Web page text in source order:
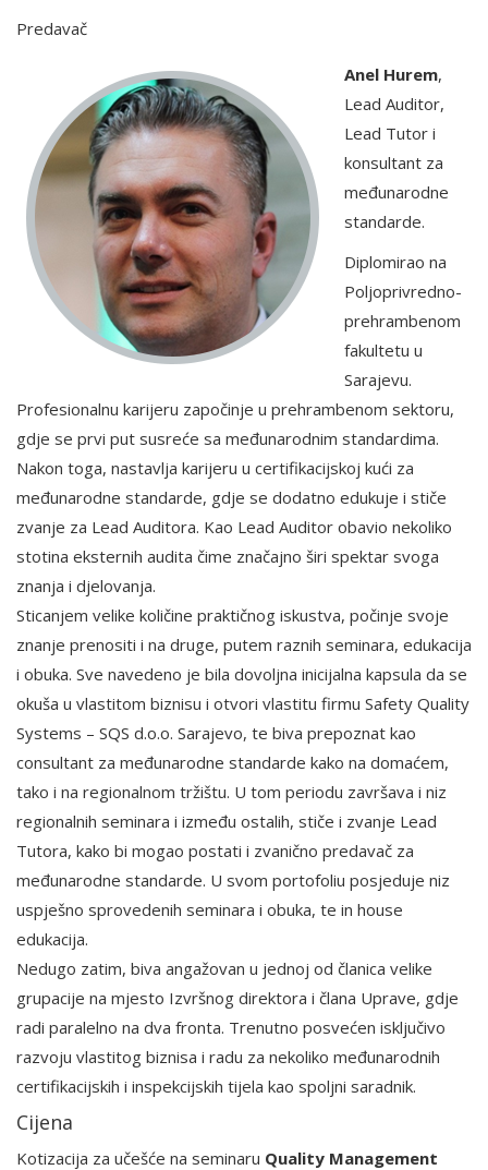
Predavač
Anel Hurem,
Lead Auditor,
Lead Tutor i
konsultant za
međunarodne
standarde.
Diplomirao na
Poljoprivredno-
prehrambenom
fakultetu u
Sarajevu.
Profesionalnu karijeru započinje u prehrambenom sektoru,
gdje se prvi put susreće sa međunarodnim standardima.
Nakon toga, nastavlja karijeru u certifikacijskoj kući za
međunarodne standarde, gdje se dodatno edukuje i stiče
zvanje za Lead Auditora. Kao Lead Auditor obavio nekoliko
stotina eksternih audita čime značajno širi spektar svoga
znanja i djelovanja.
Sticanjem velike količine praktičnog iskustva, počinje svoje
znanje prenositi i na druge, putem raznih seminara, edukacija
i obuka. Sve navedeno je bila dovoljna inicijalna kapsula da se
okuša u vlastitom biznisu i otvori vlastitu firmu Safety Quality
Systems – SQS d.o.o. Sarajevo, te biva prepoznat kao
consultant za međunarodne standarde kako na domaćem,
tako i na regionalnom tržištu. U tom periodu završava i niz
regionalnih seminara i između ostalih, stiče i zvanje Lead
Tutora, kako bi mogao postati i zvanično predavač za
međunarodne standarde. U svom portofoliu posjeduje niz
uspješno sprovedenih seminara i obuka, te in house
edukacija.
Nedugo zatim, biva angažovan u jednoj od članica velike
grupacije na mjesto Izvršnog direktora i člana Uprave, gdje
radi paralelno na dva fronta. Trenutno posvećen isključivo
razvoju vlastitog biznisa i radu za nekoliko međunarodnih
certifikacijskih i inspekcijskih tijela kao spoljni saradnik.
Cijena
Kotizacija za učešće na seminaru Quality Management